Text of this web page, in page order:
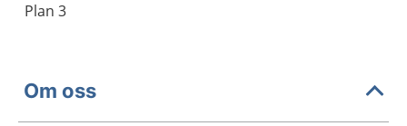
Plan 3
Om oss